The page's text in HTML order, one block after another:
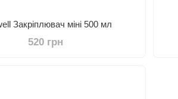
Закріплювач міні 500 мл
520 грн